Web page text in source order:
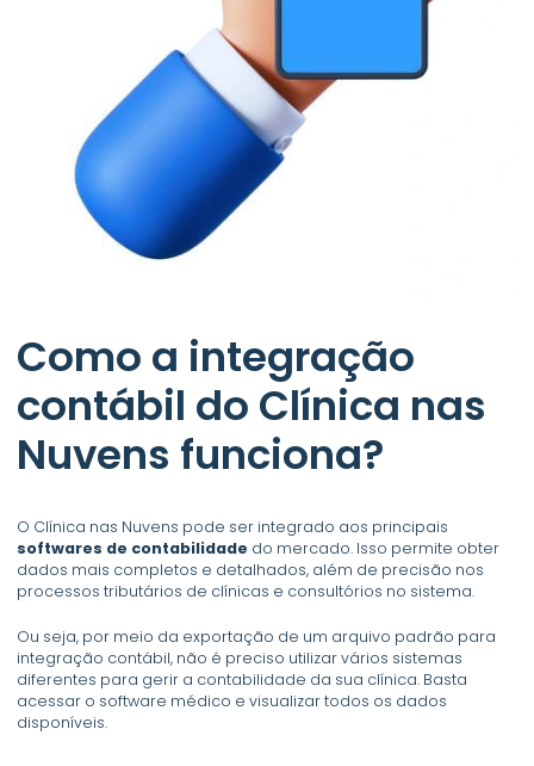
Como a integração
contábil do Clínica nas
Nuvens funciona?
O Clínica nas Nuvens pode ser integrado aos principais
softwares de contabilidade do mercado. Isso permite obter
dados mais completos e detalhados, além de precisão nos
processos tributários de clínicas e consultórios no sistema.
Ou seja, por meio da exportação de um arquivo padrão para
integração contábil, não é preciso utilizar vários sistemas
diferentes para gerir a contabilidade da sua clínica. Basta
acessar o software médico e visualizar todos os dados
disponíveis.